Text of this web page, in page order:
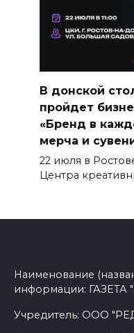
В донской
пройдет
«Бренд в
мерча и
22 июля в
Центра
Наименование
информации: ГАЗЕТА
Учредитель: ООО